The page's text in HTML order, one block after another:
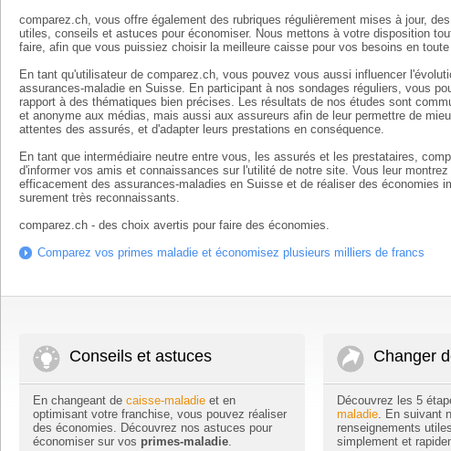
comparez.ch, vous offre également des rubriques régulièrement mises à jour,
utiles, conseils et astuces pour économiser. Nous mettons à votre disposition
faire, afin que vous puissiez choisir la meilleure caisse pour vos besoins en
En tant qu'utilisateur de comparez.ch, vous pouvez vous aussi influencer
assurances-maladie en Suisse. En participant à nos sondages réguliers, vous
rapport à des thématiques bien précises. Les résultats de nos études sont
et anonyme aux médias, mais aussi aux assureurs afin de leur permettre de
attentes des assurés, et d'adapter leurs prestations en conséquence.
En tant que intermédiaire neutre entre vous, les assurés et les prestataires,
d'informer vos amis et connaissances sur l'utilité de notre site. Vous leur
efficacement des assurances-maladies en Suisse et de réaliser des économies
surement très reconnaissants.
comparez.ch - des choix avertis pour faire des économies.
Comparez vos primes maladie et économisez plusieurs milliers de francs
Conseils et astuces
En changeant de caisse-maladie et en
optimisant votre franchise, vous pouvez réaliser
des économies. Découvrez nos astuces pour
économiser sur vos primes-maladie.
Changer
Découvrez les 5
maladie. En suivant
renseignements
simplement et